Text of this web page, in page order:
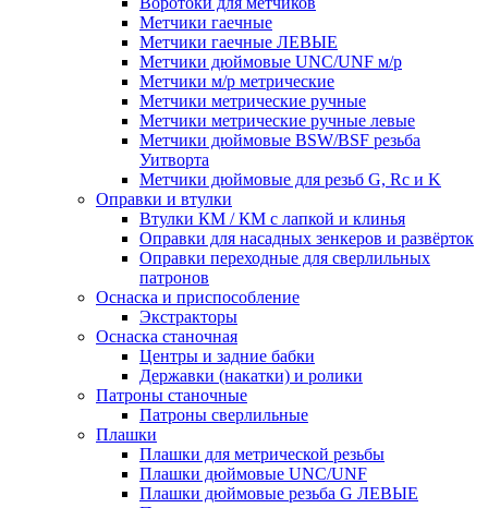
Метчики гаечные
Метчики гаечные ЛЕВЫЕ
Метчики дюймовые UNC/UNF м/р
Метчики м/р метрические
Метчики метрические ручные
Метчики метрические ручные левые
Метчики дюймовые BSW/BSF резьба
Уитворта
Метчики дюймовые для резьб G, Rc и K
Оправки и втулки
Втулки КМ / КМ с лапкой и клинья
Оправки для насадных зенкеров и развёрток
Оправки переходные для сверлильных
патронов
Оснаска и приспособление
Экстракторы
Оснаска станочная
Центры и задние бабки
Державки (накатки) и ролики
Патроны станочные
Патроны сверлильные
Плашки
Плашки для метрической резьбы
Плашки дюймовые UNC/UNF
Плашки дюймовые резьба G ЛЕВЫЕ